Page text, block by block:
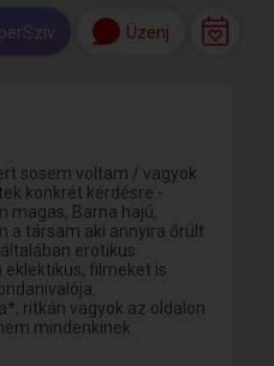
Üzenj
sosem voltam / vagyok
konkrét kérdésre -
magas, Barna hajú,
a társam aki annyira őrült
erotikus
filmeket is
ritkán vagyok az oldalon
mindenkinek